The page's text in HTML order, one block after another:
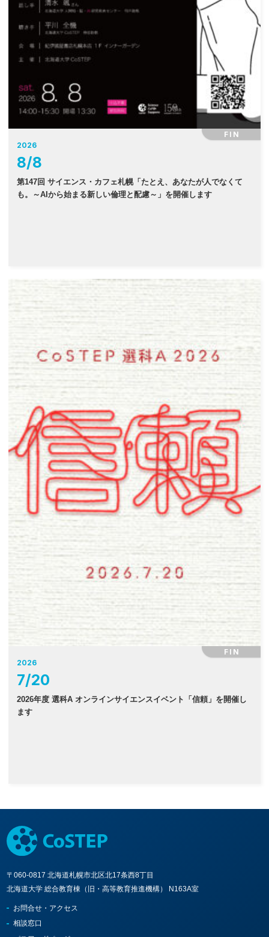
FIN
2026
8/8
第147回 サイエンス・カフェ札幌「たとえ、あなたが人でなくて
も。～AIから始まる新しい倫理と配慮～」を開催します
FIN
2026
7/20
2026年度 選科A オンラインサイエンスイベント「信頼」を開催し
ます
〒060-0817 北海道札幌市北区北17条西8丁目
北海道大学 総合教育棟（旧・高等教育推進機構） N163A室
お問合せ・アクセス
相談窓口